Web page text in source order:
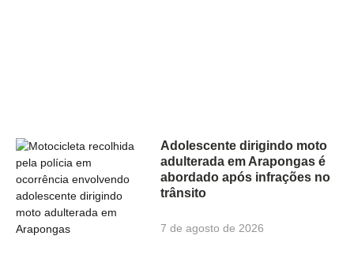
Adolescente dirigindo moto
adulterada em Arapongas é
abordado após infrações no
trânsito
7 de agosto de 2026